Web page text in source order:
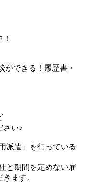
ができる！履歴書・
さい♪
派遣」を行っている
と期間を定めない雇
ます。